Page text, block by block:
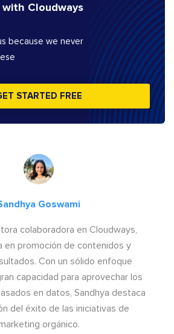
Cloudways
because we never
STARTED FREE
Goswami
colaboradora en Cloudways,
en promoción de contenidos y
Con un sólido enfoque
capacidad para aprovechar los
en datos, Sandhya destaca
del éxito de las iniciativas de
orgánico.